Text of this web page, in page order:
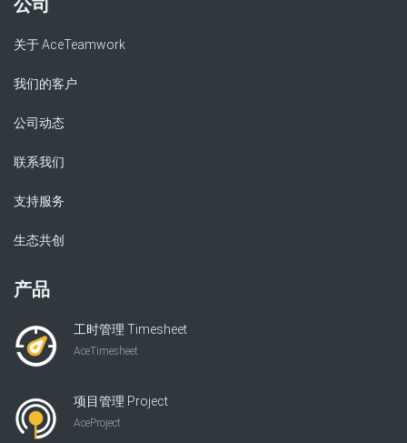
公司
关于 AceTeamwork
我们的客户
公司动态
联系我们
支持服务
生态共创
产品
工时管理 Timesheet
AceTimesheet
项目管理 Project
AceProject